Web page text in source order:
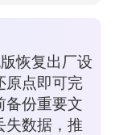
恢复出厂设
原点即可完
备份重要文
失数据，推